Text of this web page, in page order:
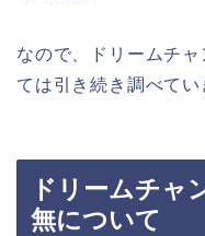
なので、ドリームチ
ては引き続き調べてい
ドリームチャ
無について